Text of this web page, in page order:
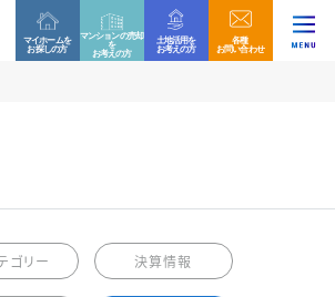
マイホームを
お探しの方
マンションの売却
を
お考えの方
土地活用を
お考えの方
各種
お問い合わせ
レサンスロジェ
レサンスNEXT
ある勧誘行為を確認された際は、お客
99-4470
ゴリー 決算情報